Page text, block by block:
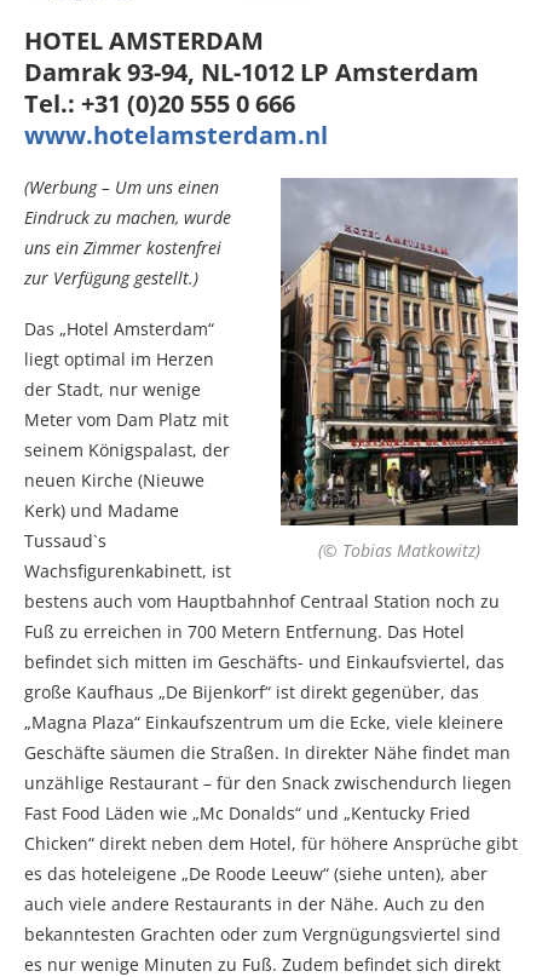
HOTEL AMSTERDAM
Damrak 93-94, NL-1012 LP Amsterdam
Tel.: +31 (0)20 555 0 666
www.hotelamsterdam.nl
(© Tobias Matkowitz)
(Werbung – Um uns einen
Eindruck zu machen, wurde
uns ein Zimmer kostenfrei
zur Verfügung gestellt.)
Das „Hotel Amsterdam“
liegt optimal im Herzen
der Stadt, nur wenige
Meter vom Dam Platz mit
seinem Königspalast, der
neuen Kirche (Nieuwe
Kerk) und Madame
Tussaud`s
Wachsfigurenkabinett, ist
bestens auch vom Hauptbahnhof Centraal Station noch zu
Fuß zu erreichen in 700 Metern Entfernung. Das Hotel
befindet sich mitten im Geschäfts- und Einkaufsviertel, das
große Kaufhaus „De Bijenkorf“ ist direkt gegenüber, das
„Magna Plaza“ Einkaufszentrum um die Ecke, viele kleinere
Geschäfte säumen die Straßen. In direkter Nähe findet man
unzählige Restaurant – für den Snack zwischendurch liegen
Fast Food Läden wie „Mc Donalds“ und „Kentucky Fried
Chicken“ direkt neben dem Hotel, für höhere Ansprüche gibt
es das hoteleigene „De Roode Leeuw“ (siehe unten), aber
auch viele andere Restaurants in der Nähe. Auch zu den
bekanntesten Grachten oder zum Vergnügungsviertel sind
es nur wenige Minuten zu Fuß. Zudem befindet sich direkt